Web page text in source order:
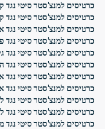
כרטיסים למנצ'סטר סיטי נגד
כרטיסים למנצ'סטר סיטי
כרטיסים למנצ'סטר סיטי נגד
כרטיסים למנצ'סטר סיטי נגד
כרטיסים למנצ'סטר סיטי נגד
כרטיסים למנצ'סטר סיטי נגד
כרטיסים למנצ'סטר סיטי נגד
כרטיסים למנצ'סטר סיטי נגד
כרטיסים למנצ'סטר סיטי נגד
כרטיסים למנצ'סטר סיטי נגד
כרטיסים למנצ'סטר סיטי נגד